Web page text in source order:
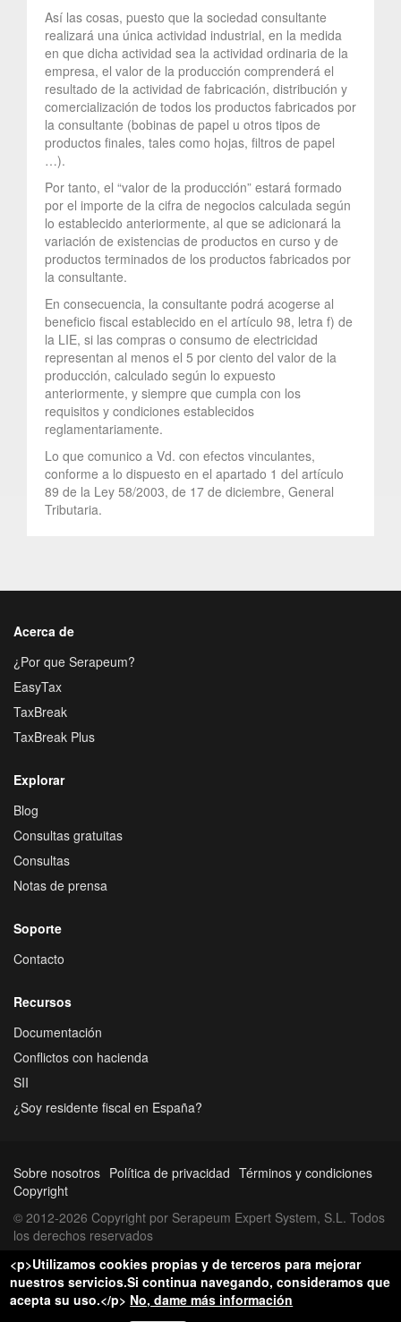
Así las cosas, puesto que la sociedad consultante
realizará una única actividad industrial, en la medida
en que dicha actividad sea la actividad ordinaria de la
empresa, el valor de la producción comprenderá el
resultado de la actividad de fabricación, distribución y
comercialización de todos los productos fabricados por
la consultante (bobinas de papel u otros tipos de
productos finales, tales como hojas, filtros de papel
…).
Por tanto, el “valor de la producción” estará formado
por el importe de la cifra de negocios calculada según
lo establecido anteriormente, al que se adicionará la
variación de existencias de productos en curso y de
productos terminados de los productos fabricados por
la consultante.
En consecuencia, la consultante podrá acogerse al
beneficio fiscal establecido en el artículo 98, letra f) de
la LIE, si las compras o consumo de electricidad
representan al menos el 5 por ciento del valor de la
producción, calculado según lo expuesto
anteriormente, y siempre que cumpla con los
requisitos y condiciones establecidos
reglamentariamente.
Lo que comunico a Vd. con efectos vinculantes,
conforme a lo dispuesto en el apartado 1 del artículo
89 de la Ley 58/2003, de 17 de diciembre, General
Tributaria.
Acerca de
¿Por que Serapeum?
EasyTax
TaxBreak
TaxBreak Plus
Explorar
Blog
Consultas gratuitas
Consultas
Notas de prensa
Soporte
Contacto
Recursos
Documentación
Conflictos con hacienda
SII
¿Soy residente fiscal en España?
Sobre nosotros Política de privacidad Términos y condiciones
Copyright
© 2012-2026 Copyright por Serapeum Expert System, S.L. Todos
los derechos reservados
<p>Utilizamos cookies propias y de terceros para mejorar
nuestros servicios.Si continua navegando, consideramos que
acepta su uso.</p> No, dame más información